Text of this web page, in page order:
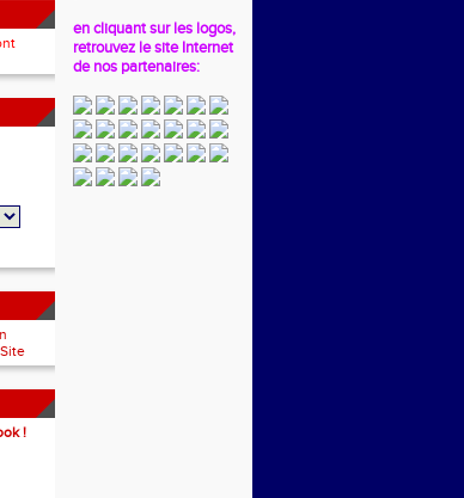
!
en cliquant sur les logos,
retrouvez le site Internet
de nos partenaires: